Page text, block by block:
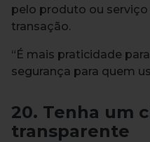
pelo produto ou
transação.
“É mais praticidade
segurança para quem
20. Tenha um
transparente